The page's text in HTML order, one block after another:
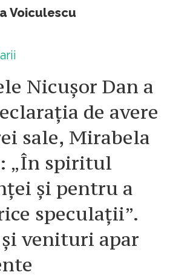
Voiculescu
Nicușor Dan a
de avere
sale, Mirabela
„În spiritul
și pentru a
speculații”.
venituri apar